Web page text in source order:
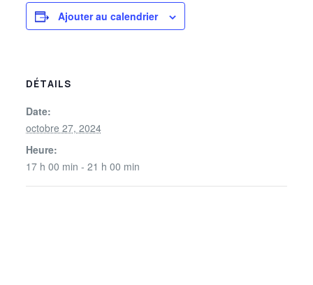
Ajouter au calendrier
DÉTAILS
Date:
octobre 27, 2024
Heure:
17 h 00 min - 21 h 00 min